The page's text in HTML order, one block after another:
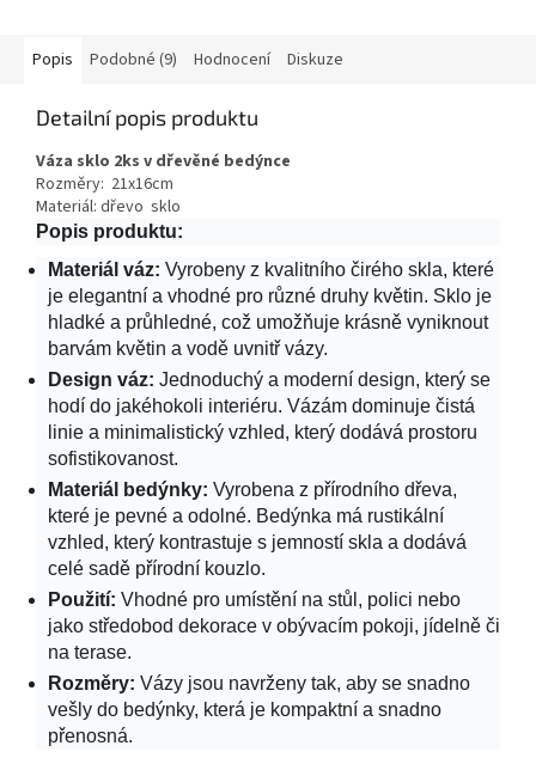
Popis Podobné (9) Hodnocení Diskuze
Detailní popis produktu
Váza sklo 2ks v dřevěné bedýnce
Rozměry: 21x16cm
Materiál: dřevo sklo
Popis produktu:
Materiál váz: Vyrobeny z kvalitního čirého skla, které
je elegantní a vhodné pro různé druhy květin. Sklo je
hladké a průhledné, což umožňuje krásně vyniknout
barvám květin a vodě uvnitř vázy.
Design váz: Jednoduchý a moderní design, který se
hodí do jakéhokoli interiéru. Vázám dominuje čistá
linie a minimalistický vzhled, který dodává prostoru
sofistikovanost.
Materiál bedýnky: Vyrobena z přírodního dřeva,
které je pevné a odolné. Bedýnka má rustikální
vzhled, který kontrastuje s jemností skla a dodává
celé sadě přírodní kouzlo.
Použití: Vhodné pro umístění na stůl, polici nebo
jako středobod dekorace v obývacím pokoji, jídelně či
na terase.
Rozměry: Vázy jsou navrženy tak, aby se snadno
vešly do bedýnky, která je kompaktní a snadno
přenosná.